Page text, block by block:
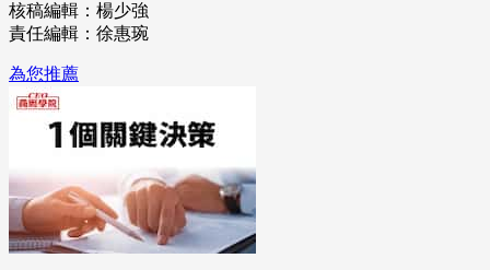
核稿編輯：楊少強
責任編輯：徐惠琬
為您推薦